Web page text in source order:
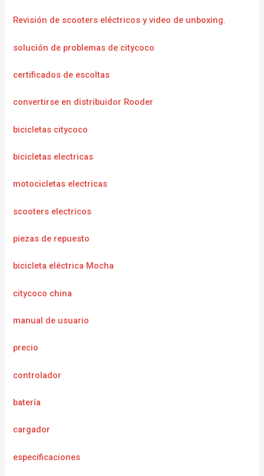
Revisión de scooters eléctricos y video de unboxing.
solución de problemas de citycoco
certificados de escoltas
convertirse en distribuidor Rooder
bicicletas citycoco
bicicletas electricas
motocicletas electricas
scooters electricos
piezas de repuesto
bicicleta eléctrica Mocha
citycoco china
manual de usuario
precio
controlador
batería
cargador
especificaciones